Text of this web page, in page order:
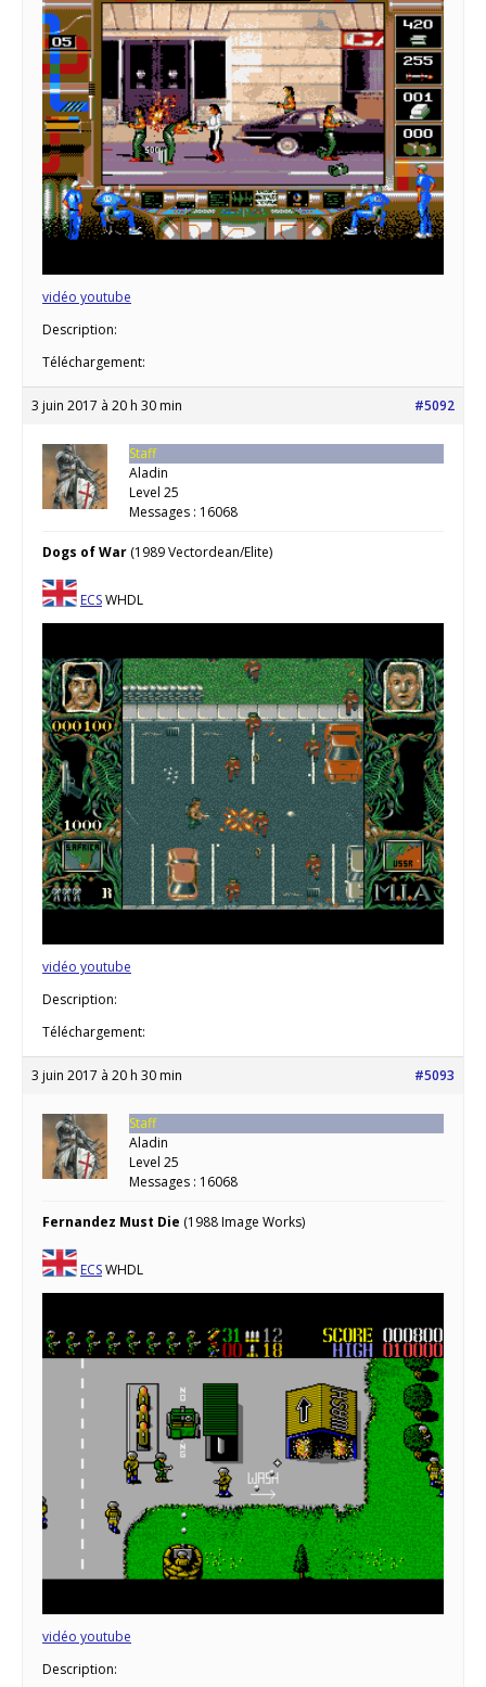
vidéo youtube
Description:
Téléchargement:
3 juin 2017 à 20 h 30 min #5092
Staff
Aladin
Level 25
Messages : 16068
Dogs of War (1989 Vectordean/Elite)
ECSWHDL
vidéo youtube
Description:
Téléchargement:
3 juin 2017 à 20 h 30 min #5093
Staff
Aladin
Level 25
Messages : 16068
Fernandez Must Die (1988 Image Works)
ECSWHDL
vidéo youtube
Description: